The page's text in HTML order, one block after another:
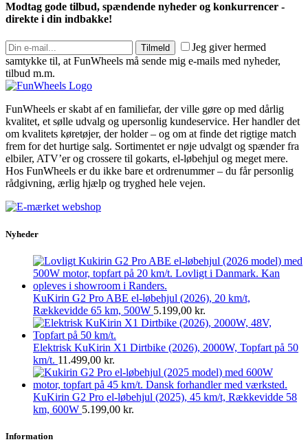
Modtag gode tilbud, spændende nyheder og konkurrencer -
direkte i din indbakke!
Tilmeld
Jeg giver hermed
samtykke til, at FunWheels må sende mig e-mails med nyheder,
tilbud m.m.
FunWheels er skabt af en familiefar, der ville gøre op med dårlig
kvalitet, et sølle udvalg og upersonlig kundeservice. Her handler det
om kvalitets køretøjer, der holder – og om at finde det rigtige match
frem for det hurtige salg. Sortimentet er nøje udvalgt og spænder fra
elbiler, ATV’er og crossere til gokarts, el-løbehjul og meget mere.
Hos FunWheels er du ikke bare et ordrenummer – du får personlig
rådgivning, ærlig hjælp og tryghed hele vejen.
Nyheder
KuKirin G2 Pro ABE el-løbehjul (2026), 20 km/t,
Rækkevidde 65 km, 500W 5.199,00 kr.
Elektrisk KuKirin X1 Dirtbike (2026), 2000W, Topfart på 50
km/t. 11.499,00 kr.
KuKirin G2 Pro el-løbehjul (2025), 45 km/t, Rækkevidde 58
km, 600W 5.199,00 kr.
Information